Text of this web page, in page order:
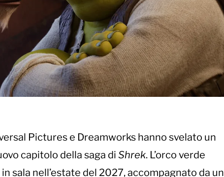
Pictures e Dreamworks hanno svelato un
capitolo della saga di Shrek. L’orco verde
sala nell’estate del 2027, accompagnato da un